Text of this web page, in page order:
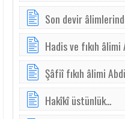
Son devir
Hadis ve fıkıh
Şâfiî fıkıh âlimi
Hakîkî üstünlük...